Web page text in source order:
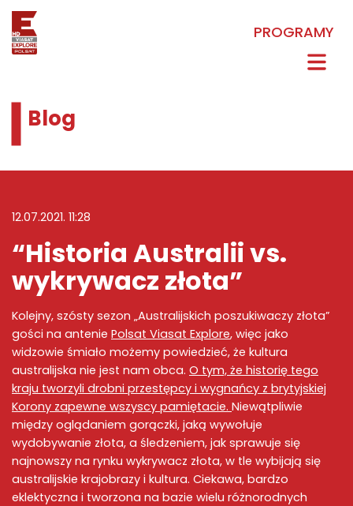
PROGRAMY
Blog
12.07.2021. 11:28
“Historia Australii vs.
wykrywacz złota”
Kolejny, szósty sezon „Australijskich poszukiwaczy złota”
gości na antenie Polsat Viasat Explore, więc jako
widzowie śmiało możemy powiedzieć, że kultura
australijska nie jest nam obca. O tym, że historię tego
kraju tworzyli drobni przestępcy i wygnańcy z brytyjskiej
Korony zapewne wszyscy pamiętacie. Niewątpliwie
między oglądaniem gorączki, jaką wywołuje
wydobywanie złota, a śledzeniem, jak sprawuje się
najnowszy na rynku wykrywacz złota, w tle wybijają się
australijskie krajobrazy i kultura. Ciekawa, bardzo
eklektyczna i tworzona na bazie wielu różnorodnych